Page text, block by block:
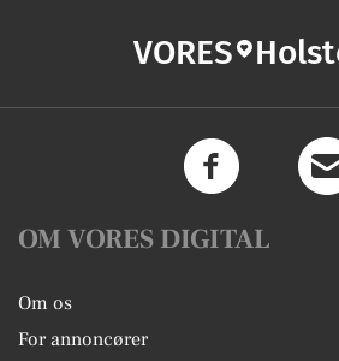
VORES
OM VORES DIGITAL
Om os
For annoncører